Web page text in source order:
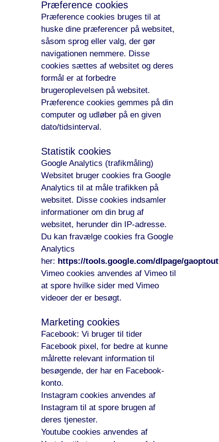
Præference cookies
Præference cookies bruges til at
huske dine præferencer på websitet,
såsom sprog eller valg, der gør
navigationen nemmere. Disse
cookies sættes af websitet og deres
formål er at forbedre
brugeroplevelsen på websitet.
Præference cookies gemmes på din
computer og udløber på en given
dato/tidsinterval.
Statistik cookies
Google Analytics (trafikmåling)
Websitet bruger cookies fra Google
Analytics til at måle trafikken på
websitet. Disse cookies indsamler
informationer om din brug af
websitet, herunder din IP-adresse.
Du kan fravælge cookies fra Google
Analytics
her: https://tools.google.com/dlpage/gaoptout
Vimeo cookies anvendes af Vimeo til
at spore hvilke sider med Vimeo
videoer der er besøgt.
Marketing cookies
Facebook: Vi bruger til tider
Facebook pixel, for bedre at kunne
målrette relevant information til
besøgende, der har en Facebook-
konto.
Instagram cookies anvendes af
Instagram til at spore brugen af
deres tjenester.
Youtube cookies anvendes af